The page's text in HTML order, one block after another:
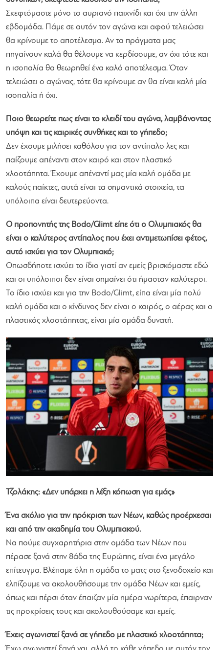
Σκεφτόμαστε μόνο το αυριανό παιχνίδι και όχι την άλλη
εβδομάδα. Πάμε σε αυτόν τον αγώνα και αφού τελειώσει
θα κρίνουμε το αποτέλεσμα. Αν τα πράγματα μας
πηγαίνουν καλά θα θέλουμε να κερδίσουμε, αν όχι τότε και
η ισοπαλία θα θεωρηθεί ένα καλό αποτέλεσμα. Όταν
τελειώσει ο αγώνας, τότε θα κρίνουμε αν θα είναι καλή μία
ισοπαλία ή όχι.
Ποιο θεωρείτε πως είναι το κλειδί του αγώνα, λαμβάνοντας
υπόψη και τις καιρικές συνθήκες και το γήπεδο;
Δεν έχουμε μιλήσει καθόλου για τον αντίπαλο λες και
παίζουμε απέναντι στον καιρό και στον πλαστικό
χλοοτάπητα. Έχουμε απέναντί μας μία καλή ομάδα με
καλούς παίκτες, αυτά είναι τα σημαντικά στοιχεία, τα
υπόλοιπα είναι δευτερεύοντα.
Ο προπονητής της Bodo/Glimt είπε ότι ο Ολυμπιακός θα
είναι ο καλύτερος αντίπαλος που έχει αντιμετωπίσει φέτος,
αυτό ισχύει για τον Ολυμπιακό;
Οπωσδήποτε ισχύει το ίδιο γιατί αν εμείς βρισκόμαστε εδώ
και οι υπόλοιποι δεν είναι σημαίνει ότι ήμασταν καλύτεροι.
Το ίδιο ισχύει και για την Bodo/Glimt, είπα είναι μία πολύ
καλή ομάδα και ο κίνδυνος δεν είναι ο καιρός, ο αέρας και ο
πλαστικός χλοοτάπητας, είναι μία ομάδα δυνατή.
Τζολάκης: «Δεν υπάρχει η λέξη κόπωση για εμάς»
Ένα σχόλιο για την πρόκριση των Νέων, καθώς προέρχεσαι
και από την ακαδημία του Ολυμπιακού.
Να πούμε συγχαρητήρια στην ομάδα των Νέων που
πέρασε ξανά στην 8άδα της Ευρώπης, είναι ένα μεγάλο
επίτευγμα. Βλέπαμε όλη η ομάδα το ματς στο ξενοδοχείο και
ελπίζουμε να ακολουθήσουμε την ομάδα Νέων και εμείς,
όπως και πέρσι όταν έπαιζαν μία ημέρα νωρίτερα, έπαιρναν
τις προκρίσεις τους και ακολουθούσαμε και εμείς.
Έχεις αγωνιστεί ξανά σε γήπεδο με πλαστικό χλοοτάπητα;